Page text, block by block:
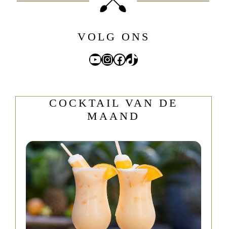
VOLG ONS
YouTube
Instagram
Facebook
TikTok
COCKTAIL VAN DE
MAAND